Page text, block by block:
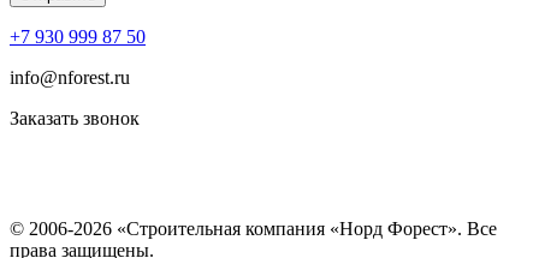
+7 930 999 87 50
info@nforest.ru
Заказать звонок
© 2006-2026 «Строительная компания «Норд Форест». Все
права защищены.